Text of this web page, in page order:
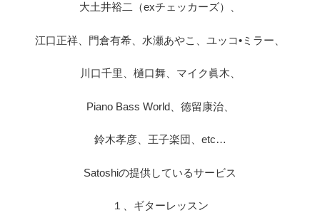
大土井裕二（exチェッカーズ）、
江口正祥、門倉有希、水瀬あやこ、ユッコ•ミラー、
川口千里、樋口舞、マイク眞木、
Piano Bass World、徳留康治、
鈴木孝彦、王子楽団、etc…
Satoshiの提供しているサービス
１、ギターレッスン